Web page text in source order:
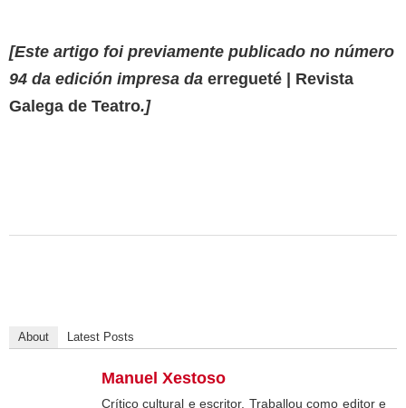
[Este artigo foi previamente publicado no número
94 da edición impresa da erregueté | Revista
Galega de Teatro.]
About Latest Posts
Manuel Xestoso
Crítico cultural e escritor. Traballou como editor e